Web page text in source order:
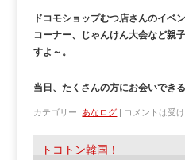
ドコモショップむつ店さんのイベ
コーナー、じゃんけん大会など親
すよ～。
当日、たくさんの方にお会いでき
カテゴリー: あなログ | コメントは受
トコトン韓国！